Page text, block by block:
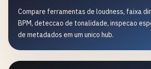
Compare ferramentas de loudness, faixa
BPM, deteccao de tonalidade, inspecao
de metadados em um unico hub.